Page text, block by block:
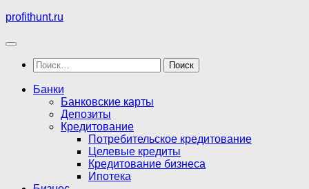
Перейти
содержимому
profithunt.ru
Найти:
Банки
Банковские карты
Депозиты
Кредитование
Потребительское кредитование
Целевые кредиты
Кредитование бизнеса
Ипотека